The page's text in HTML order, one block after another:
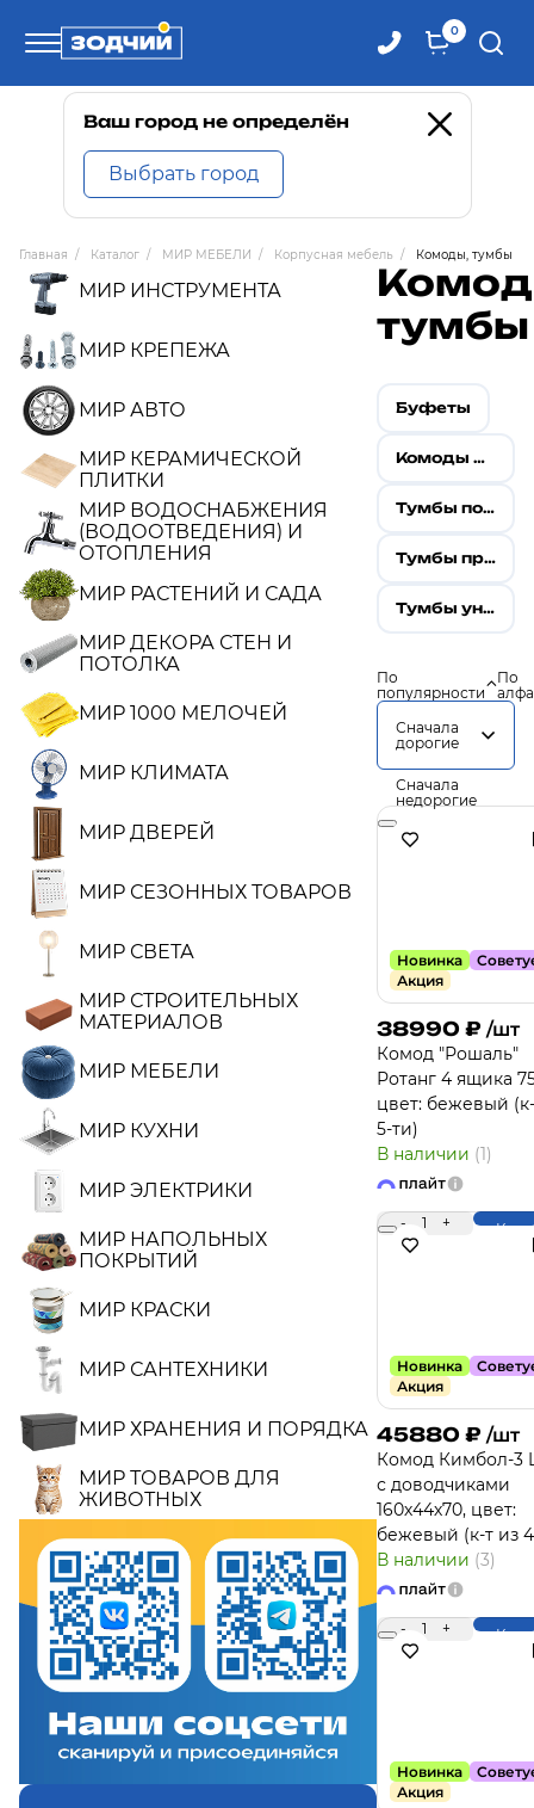
0
Телефоны
8 800 100-71-71
8 (4242) 30-00-27
8 (4242) 30-00-72
Ваш город не определён
Выбрать город
Главная / Каталог / МИР МЕБЕЛИ / Корпусная мебель / Комоды, тумбы
МИР ИНСТРУМЕНТА
МИР КРЕПЕЖА
МИР АВТО
МИР КЕРАМИЧЕСКОЙ
ПЛИТКИ
МИР ВОДОСНАБЖЕНИЯ
(ВОДООТВЕДЕНИЯ) И
ОТОПЛЕНИЯ
МИР РАСТЕНИЙ И САДА
МИР ДЕКОРА СТЕН И
ПОТОЛКА
МИР 1000 МЕЛОЧЕЙ
МИР КЛИМАТА
МИР ДВЕРЕЙ
МИР СЕЗОННЫХ ТОВАРОВ
МИР СВЕТА
МИР СТРОИТЕЛЬНЫХ
МАТЕРИАЛОВ
МИР МЕБЕЛИ
МИР КУХНИ
МИР ЭЛЕКТРИКИ
МИР НАПОЛЬНЫХ
ПОКРЫТИЙ
МИР КРАСКИ
МИР САНТЕХНИКИ
МИР ХРАНЕНИЯ И ПОРЯДКА
МИР ТОВАРОВ ДЛЯ
ЖИВОТНЫХ
тумбы
Буфеты
Комоды ЛДСП
Тумбы под телевизор
Тумбы прикроватные
Тумбы универсальные
По
популярности
По
Сначала
дорогие
Сначала
недорогие
Новинка
Акция
38990 ₽ /шт
Комод "Рошаль"
Ротанг 4 ящика
цвет: бежевый
5-ти)
В наличии (1)
- 1 +
Новинка
Акция
45880 ₽ /шт
Комод Кимбол-3
с доводчиками
160х44х70, цвет:
бежевый (к-т из
В наличии (3)
- 1 +
Новинка
Акция